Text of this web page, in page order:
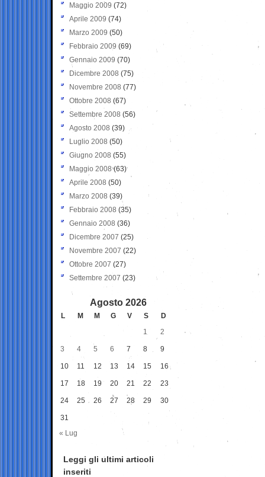
Maggio 2009 (72)
Aprile 2009 (74)
Marzo 2009 (50)
Febbraio 2009 (69)
Gennaio 2009 (70)
Dicembre 2008 (75)
Novembre 2008 (77)
Ottobre 2008 (67)
Settembre 2008 (56)
Agosto 2008 (39)
Luglio 2008 (50)
Giugno 2008 (55)
Maggio 2008(63)
Aprile 2008 (50)
Marzo 2008 (39)
Febbraio 2008 (35)
Gennaio 2008 (36)
Dicembre 2007 (25)
Novembre 2007 (22)
Ottobre 2007 (27)
Settembre 2007 (23)
Agosto 2026
L M M G V S
D
1
2
3 4 5 6 7 8 9
10 11 12 13 14 15 16
17 18 19 20 21 22 23
24 25 26 27 28 29 30
31
« Lug
Leggi gli ultimi articoli
inseriti